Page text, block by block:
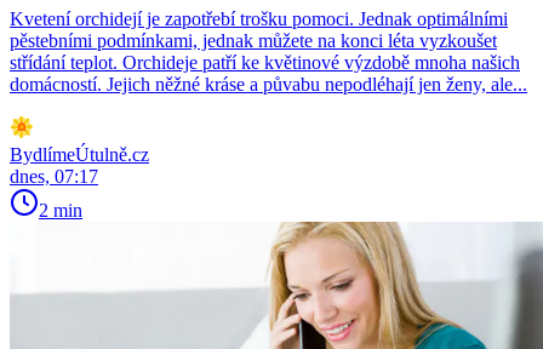
Kvetení orchidejí je zapotřebí trošku pomoci. Jednak optimálními
pěstebními podmínkami, jednak můžete na konci léta vyzkoušet
střídání teplot. Orchideje patří ke květinové výzdobě mnoha našich
domácností. Jejich něžné kráse a půvabu nepodléhají jen ženy, ale...
BydlímeÚtulně.cz
dnes, 07:17
2 min